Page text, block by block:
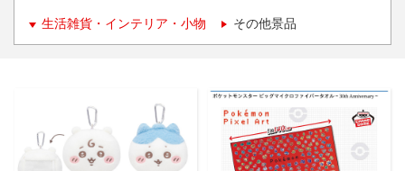
生活雑貨・インテリア・小物 その他景品